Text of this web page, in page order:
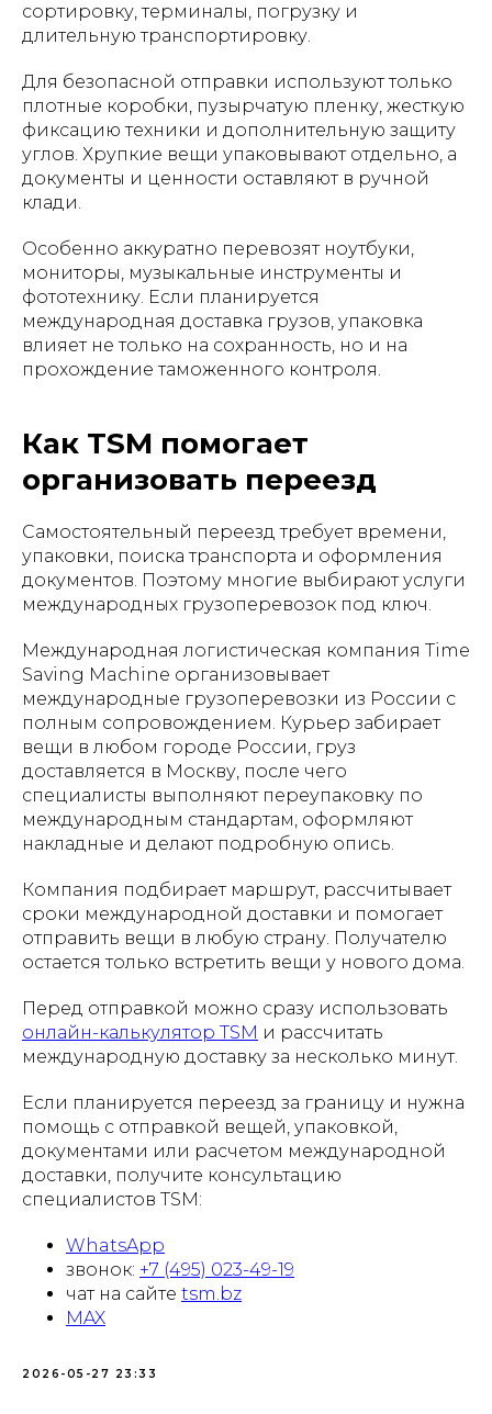
сортировку, терминалы, погрузку и
длительную транспортировку.
Для безопасной отправки используют только
плотные коробки, пузырчатую пленку, жесткую
фиксацию техники и дополнительную защиту
углов. Хрупкие вещи упаковывают отдельно, а
документы и ценности оставляют в ручной
клади.
Особенно аккуратно перевозят ноутбуки,
мониторы, музыкальные инструменты и
фототехнику. Если планируется
международная доставка грузов, упаковка
влияет не только на сохранность, но и на
прохождение таможенного контроля.
Как TSM помогает
организовать переезд
Самостоятельный переезд требует времени,
упаковки, поиска транспорта и оформления
документов. Поэтому многие выбирают услуги
международных грузоперевозок под ключ.
Международная логистическая компания Time
Saving Machine организовывает
международные грузоперевозки из России с
полным сопровождением. Курьер забирает
вещи в любом городе России, груз
доставляется в Москву, после чего
специалисты выполняют переупаковку по
международным стандартам, оформляют
накладные и делают подробную опись.
Компания подбирает маршрут, рассчитывает
сроки международной доставки и помогает
отправить вещи в любую страну. Получателю
остается только встретить вещи у нового дома.
Перед отправкой можно сразу использовать
онлайн-калькулятор TSM и рассчитать
международную доставку за несколько минут.
Если планируется переезд за границу и нужна
помощь с отправкой вещей, упаковкой,
документами или расчетом международной
доставки, получите консультацию
специалистов TSM:
WhatsApp
звонок: +7 (495) 023-49-19
чат на сайте tsm.bz
MAX
2026-05-27 23:33